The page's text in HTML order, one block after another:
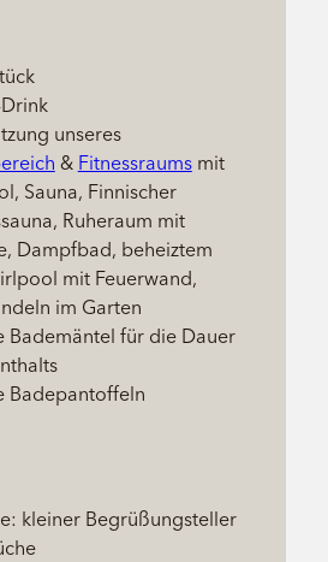
unseres
& Fitnessraumsmit
Sauna, Finnischer
Ruheraum mit
Dampfbad, beheiztem
mit Feuerwand,
im Garten
Bademäntel für die Dauer
Badepantoffeln
kleiner Begrüßungsteller